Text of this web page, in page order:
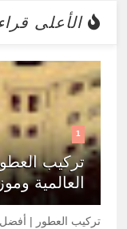
الأعلى
1
تركيب
العالمية
تركيب العطور |